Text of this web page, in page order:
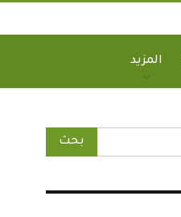
المزيد